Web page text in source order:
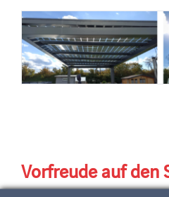
Vorfreude auf den